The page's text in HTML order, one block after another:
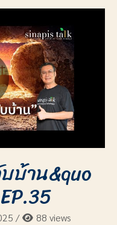
บ้าน&quo
/
88 views